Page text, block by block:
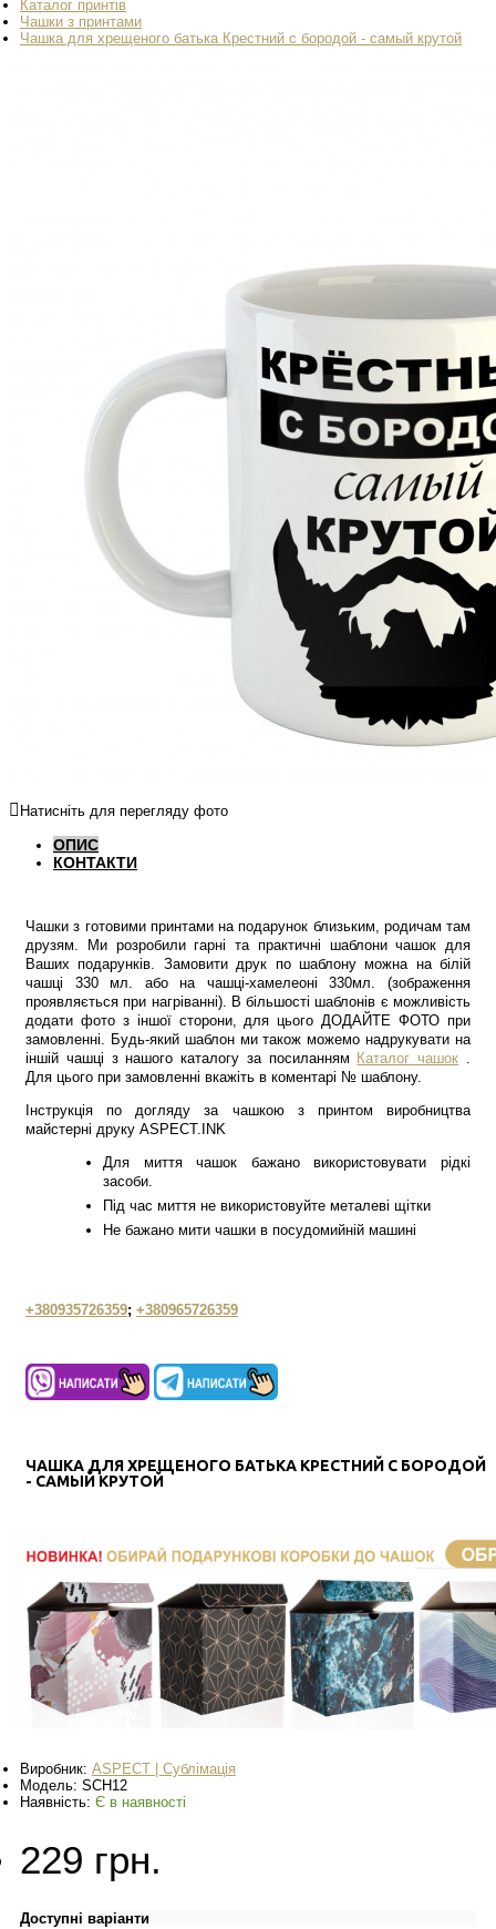
Каталог принтів
Чашки з принтами
Чашка для хрещеного батька Крестний с бородой - самый крутой
Натисніть для перегляду фото
ОПИС
КОНТАКТИ
Чашки з готовими принтами на подарунок близьким, родичам там
друзям. Ми розробили гарні та практичні шаблони чашок для
Ваших подарунків. Замовити друк по шаблону можна на білій
чашці 330 мл. або на чашці-хамелеоні 330мл. (зображення
проявляється при нагріванні). В більшості шаблонів є можливість
додати фото з іншої сторони, для цього ДОДАЙТЕ ФОТО при
замовленні. Будь-який шаблон ми також можемо надрукувати на
іншій чашці з нашого каталогу за посиланням Каталог чашок .
Для цього при замовленні вкажіть в коментарі № шаблону.
Інструкція по догляду за чашкою з принтом виробництва
майстерні друку ASPECT.INK
Для миття чашок бажано використовувати рідкі
засоби.
Під час миття не використовуйте металеві щітки
Не бажано мити чашки в посудомийній машині
+380935726359; +380965726359
ЧАШКА ДЛЯ ХРЕЩЕНОГО БАТЬКА КРЕСТНИЙ С БОРОДОЙ
- САМЫЙ КРУТОЙ
Виробник: ASPECT | Сублімація
Модель: SCH12
Наявність: Є в наявності
229 грн.
Доступні варіанти